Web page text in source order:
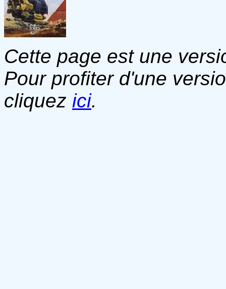
Cette page est une
Pour profiter d'une
cliquez ici.